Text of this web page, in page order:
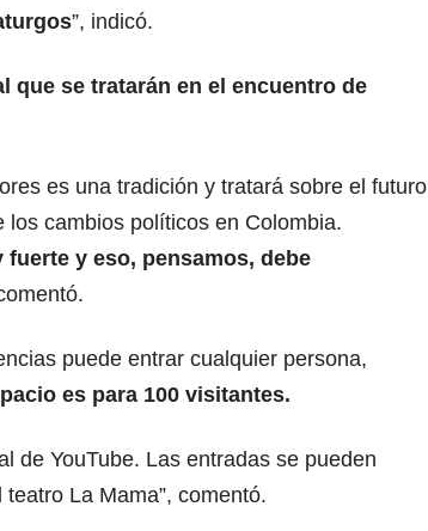
”, indicó.
que se tratarán en el encuentro de
es una tradición y tratará sobre el futuro
cambios políticos en Colombia.
y eso, pensamos, debe
puede entrar cualquier persona,
es para 100 visitantes.
de YouTube. Las entradas se pueden
La Mama”, comentó.